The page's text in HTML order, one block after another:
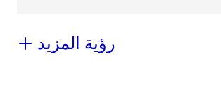
رؤية المزيد